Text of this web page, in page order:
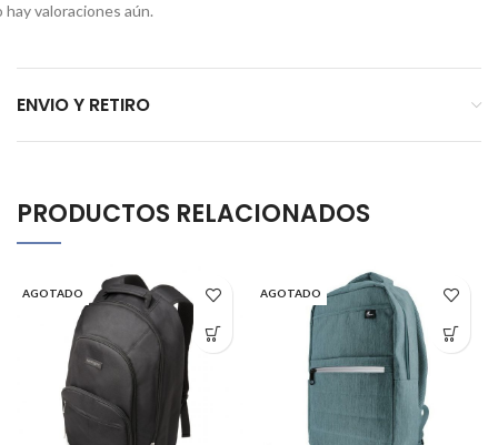
hay valoraciones aún.
ENVIO Y RETIRO
PRODUCTOS RELACIONADOS
AGOTADO AGOTADO